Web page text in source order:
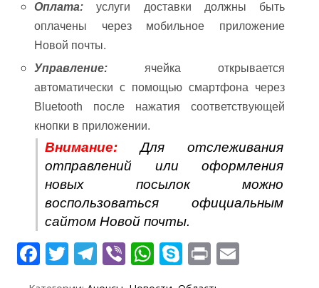
Оплата:услуги доставки должны быть
оплачены через мобильное приложение
Новой почты.
Управление: ячейка открывается
автоматически с помощью смартфона через
Bluetooth после нажатия соответствующей
кнопки в приложении.
Внимание:Для отслеживания
отправлений или оформления
новых посылок можно
воспользоваться официальным
сайтом Новой почты.
F T T Vi W S
k
Pr